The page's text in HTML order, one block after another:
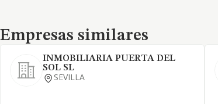
Empresas similares
Empresas similares
INMOBILIARIA PUERTA DEL
SOL SL
SEVILLA